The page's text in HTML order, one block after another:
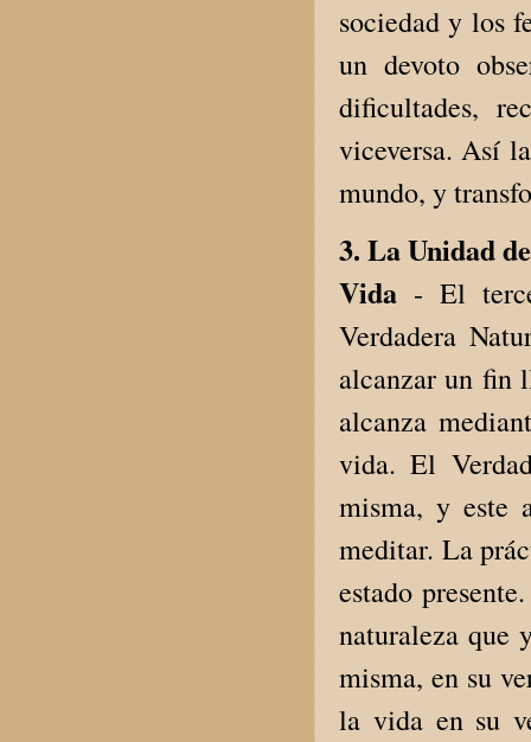
sociedad y los
un devoto
dificultades,
viceversa. Así
mundo, y
3. La Unidad
Vida - El
Verdadera
alcanzar un fin
alcanza
vida. El
misma, y este
meditar. La
estado
naturaleza que
misma, en su
la vida en su